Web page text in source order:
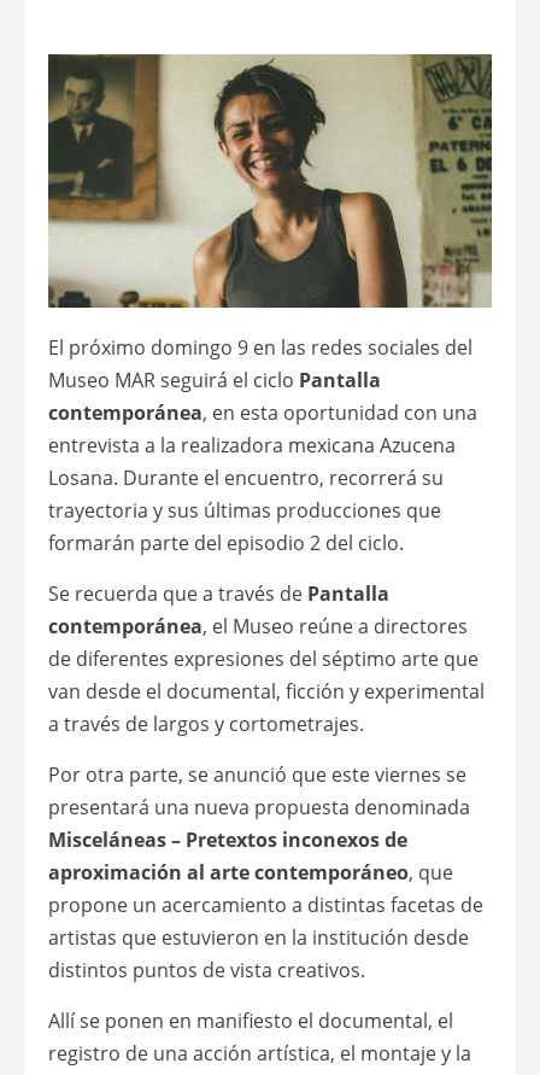
El próximo domingo 9 en las redes sociales del
Museo MAR seguirá el ciclo Pantalla
contemporánea, en esta oportunidad con una
entrevista a la realizadora mexicana Azucena
Losana. Durante el encuentro, recorrerá su
trayectoria y sus últimas producciones que
formarán parte del episodio 2 del ciclo.
Se recuerda que a través de Pantalla
contemporánea, el Museo reúne a directores
de diferentes expresiones del séptimo arte que
van desde el documental, ficción y experimental
a través de largos y cortometrajes.
Por otra parte, se anunció que este viernes se
presentará una nueva propuesta denominada
Misceláneas – Pretextos inconexos de
aproximación al arte contemporáneo, que
propone un acercamiento a distintas facetas de
artistas que estuvieron en la institución desde
distintos puntos de vista creativos.
Allí se ponen en manifiesto el documental, el
registro de una acción artística, el montaje y la